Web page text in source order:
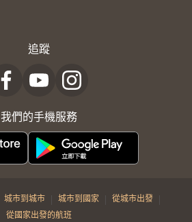
追蹤
我們的手機服務
城市到城市 | 城市到國家 | 從城市出發 |
從國家出發的航班